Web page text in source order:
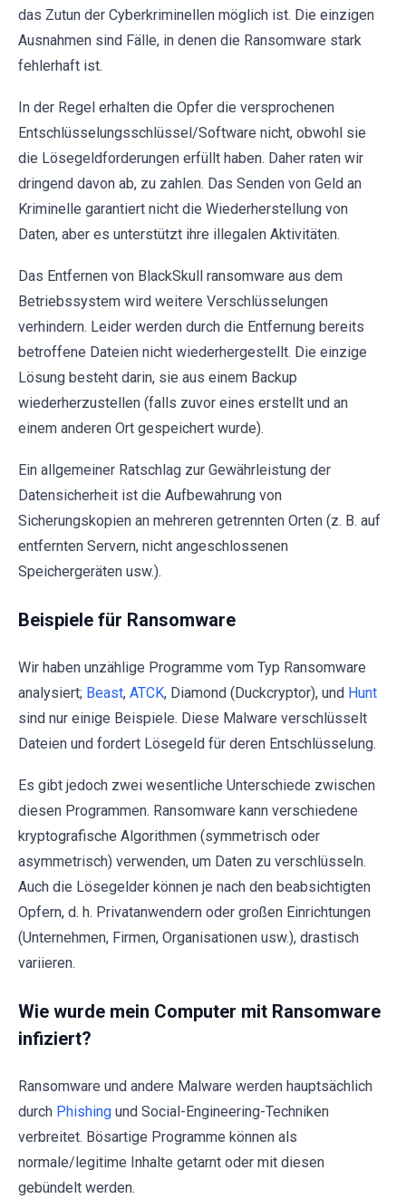
das Zutun der Cyberkriminellen möglich ist. Die einzigen
Ausnahmen sind Fälle, in denen die Ransomware stark
fehlerhaft ist.
In der Regel erhalten die Opfer die versprochenen
Entschlüsselungsschlüssel/Software nicht, obwohl sie
die Lösegeldforderungen erfüllt haben. Daher raten wir
dringend davon ab, zu zahlen. Das Senden von Geld an
Kriminelle garantiert nicht die Wiederherstellung von
Daten, aber es unterstützt ihre illegalen Aktivitäten.
Das Entfernen von BlackSkull ransomware aus dem
Betriebssystem wird weitere Verschlüsselungen
verhindern. Leider werden durch die Entfernung bereits
betroffene Dateien nicht wiederhergestellt. Die einzige
Lösung besteht darin, sie aus einem Backup
wiederherzustellen (falls zuvor eines erstellt und an
einem anderen Ort gespeichert wurde).
Ein allgemeiner Ratschlag zur Gewährleistung der
Datensicherheit ist die Aufbewahrung von
Sicherungskopien an mehreren getrennten Orten (z. B. auf
entfernten Servern, nicht angeschlossenen
Speichergeräten usw.).
Beispiele für Ransomware
Wir haben unzählige Programme vom Typ Ransomware
analysiert; Beast, ATCK, Diamond (Duckcryptor), und Hunt
sind nur einige Beispiele. Diese Malware verschlüsselt
Dateien und fordert Lösegeld für deren Entschlüsselung.
Es gibt jedoch zwei wesentliche Unterschiede zwischen
diesen Programmen. Ransomware kann verschiedene
kryptografische Algorithmen (symmetrisch oder
asymmetrisch) verwenden, um Daten zu verschlüsseln.
Auch die Lösegelder können je nach den beabsichtigten
Opfern, d. h. Privatanwendern oder großen Einrichtungen
(Unternehmen, Firmen, Organisationen usw.), drastisch
variieren.
Wie wurde mein Computer mit Ransomware
infiziert?
Ransomware und andere Malware werden hauptsächlich
durch Phishing und Social-Engineering-Techniken
verbreitet. Bösartige Programme können als
normale/legitime Inhalte getarnt oder mit diesen
gebündelt werden.